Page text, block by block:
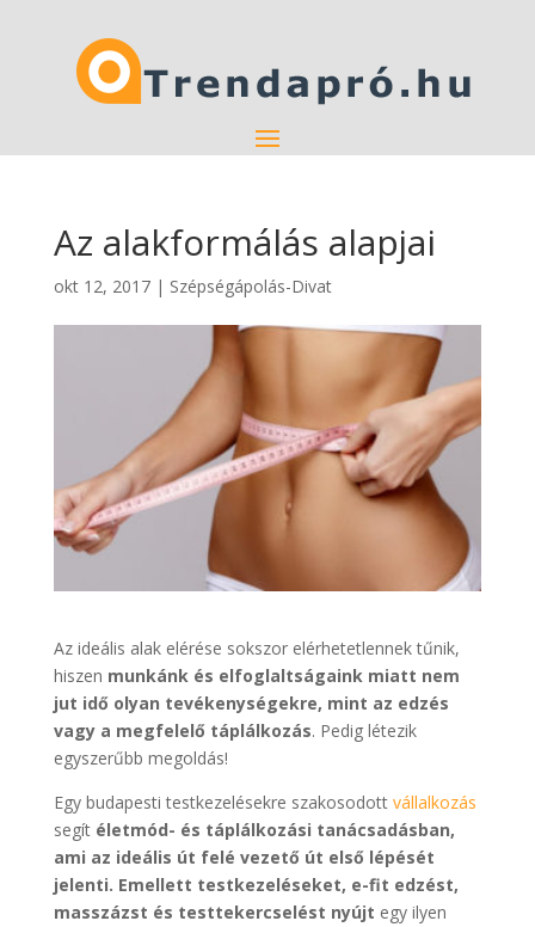
Az alakformálás alapjai
okt 12, 2017| Szépségápolás-Divat
Az ideális alak elérése sokszor elérhetetlennek tűnik,
hiszen munkánk és elfoglaltságaink miatt nem
jut idő olyan tevékenységekre, mint az edzés
vagy a megfelelő táplálkozás. Pedig létezik
egyszerűbb megoldás!
Egy budapesti testkezelésekre szakosodott vállalkozás
segít életmód- és táplálkozási tanácsadásban,
ami az ideális út felé vezető út első lépését
jelenti. Emellett testkezeléseket, e-fit edzést,
masszázst és testtekercselést nyújt egy ilyen